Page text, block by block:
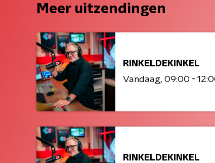
Meer uitzendingen
RINKELDEKINKEL
Vandaag 09:00 -
RINKELDEKINKEL